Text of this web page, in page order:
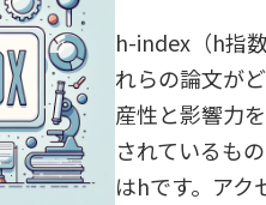
h-index（h指
れらの論文が
産性と影響力
されているも
はhです。ア